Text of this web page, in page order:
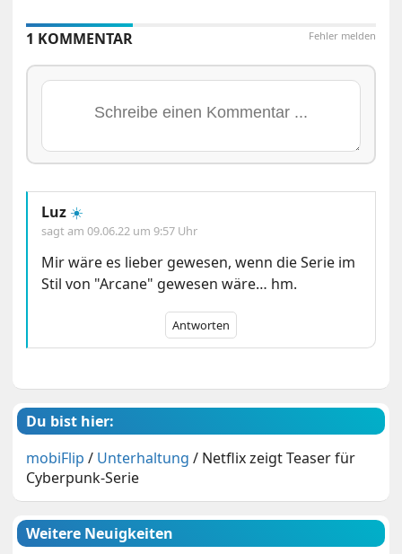
Fehler melden
1 KOMMENTAR
Luz ☀️
sagt am09.06.22 um 9:57 Uhr
Mir wäre es lieber gewesen, wenn die Serie im
Stil von "Arcane" gewesen wäre… hm.
Antworten
Du bist hier:
mobiFlip / Unterhaltung / Netflix zeigt Teaser für
Cyberpunk-Serie
Weitere Neuigkeiten